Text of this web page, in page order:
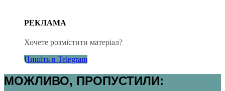
РЕКЛАМА
Хочете розмістити матеріал?
Пишіть в Telegram
МОЖЛИВО, ПРОПУСТИЛИ: